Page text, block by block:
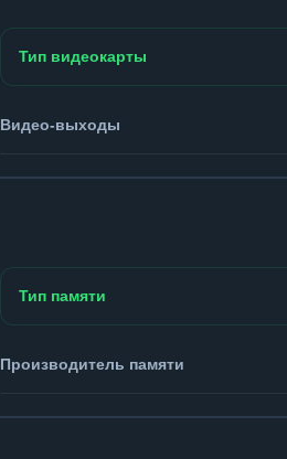
Тип видеокарты
Видео-выходы
Тип памяти
Производитель памяти